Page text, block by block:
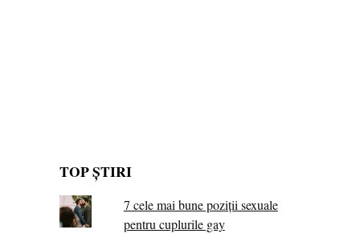
TOP ȘTIRI
7 cele mai bune poziții sexuale
pentru cuplurile gay